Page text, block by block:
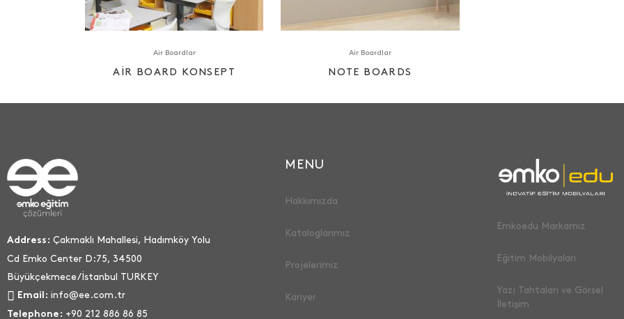
Air Boardlar
AIR BOARD KONSEPT
Air Boardlar
NOTE BOARDS
Address: Çakmaklı Mahallesi, Hadımköy Yolu
Cd Emko Center D:75, 34500
Büyükçekmece/İstanbul TURKEY
Email: info@ee.com.tr
Telephone: +90 212 886 86 85
MENU
Hakkımızda
Kataloglarımız
Projelerimiz
Kariyer
Emkoedu Markamız
Eğitim Mobilyaları
Yazı Tahtaları ve Görsel
İletişim